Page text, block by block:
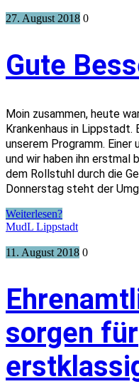
27. August 2018 0
Gute
Moin zusammen, heute
Krankenhaus in Lippstadt.
unserem Programm.
und wir haben ihn erstmal
dem Rollstuhl durch die
Donnerstag steht der
Weiterlesen?
MudL Lippstadt
11. August 2018 0
sorgen für